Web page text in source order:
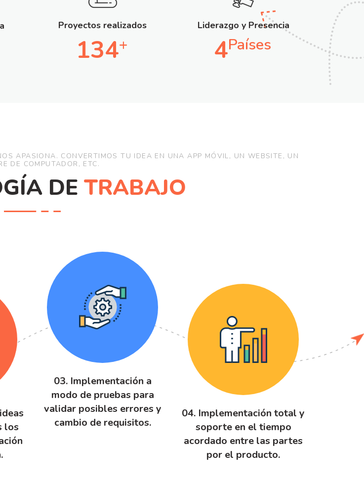
Proyectos realizados
134+
Liderazgo y Presencia
4Países
APASIONA. CONVERTIMOS TU IDEA EN UNA APP MÓVIL, UN WEBSITE, UN
DE COMPUTADOR, ETC.
DE TRABAJO
los
03. Implementación a
modo de pruebas para
validar posibles errores y
cambio de requisitos.
04. Implementación total y
soporte en el tiempo
acordado entre las partes
por el producto.